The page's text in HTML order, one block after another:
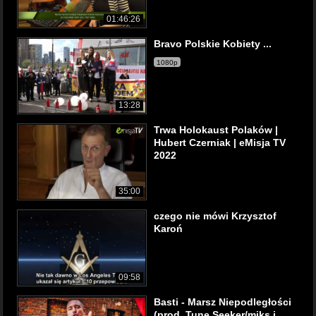
01:46:26
13:28
Bravo Polskie Kobiety ...
1080p
35:00
Trwa Holokaust Polaków |
Hubert Czerniak | eMisja TV
2022
09:58
czego nie mówi Krzysztof
Karoń
Basti - Marsz Niepodległości